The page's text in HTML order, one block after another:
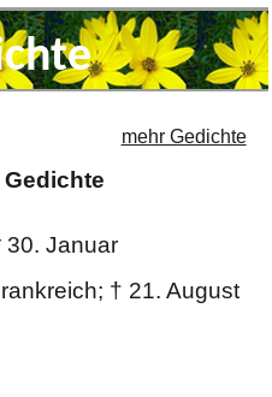
mehr Gedichte
30. Januar
† 21. August